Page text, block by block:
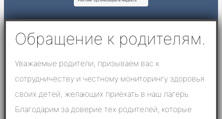
Обращение к родителям.
Уважаемые родители, призываем вас к
сотрудничеству и честному мониторингу здоровья
своих детей, желающих приехать в наш лагерь.
Благодарим за доверие тех родителей, которые